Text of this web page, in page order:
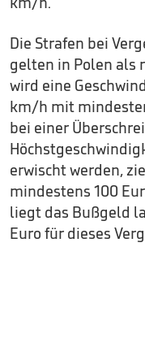
Die Strafen bei
gelten in Polen als
wird eine
km/h mit
bei einer
erwischt werden,
mindestens 100
liegt das Bußgeld
Euro für dieses